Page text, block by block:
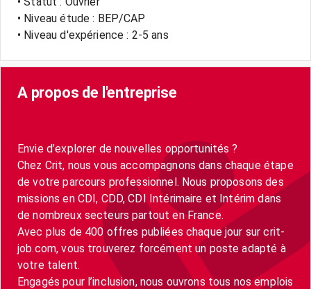
• Niveau étude : BEP/CAP
• Niveau d'expérience : 2-5 ans
A propos de l'entreprise
Envie d’explorer de nouvelles opportunités ?
Chez Crit, nous vous accompagnons dans chaque étape
de votre parcours professionnel. Nous proposons des
missions en CDI, CDD, CDI Intérimaire et Intérim dans
de nombreux secteurs partout en France.
Avec plus de 400 offres publiées chaque jour sur crit-
job.com, vous trouverez forcément un poste adapté à
votre talent.
Engagés pour l’inclusion, nous ouvrons tous nos emplois